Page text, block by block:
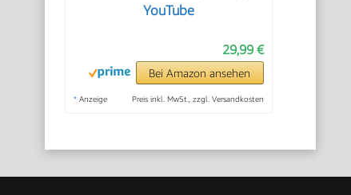
YouTube
29,99 €
Bei Amazon ansehen
* Anzeige Preis inkl. MwSt., zzgl. Versandkosten